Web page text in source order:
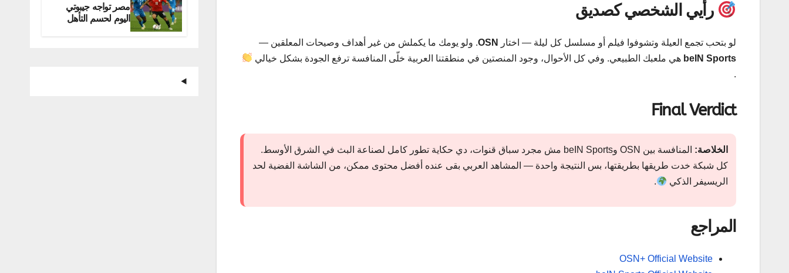
رأيي الشخصي كصديق
لو بتحب تجمع العيلة وتشوفوا فيلم أو مسلسل كل ليلة — اختار OSN. ولو يومك ما يكملش من غير أهداف وصيحات المعلقين —
beIN Sports هي ملعبك الطبيعي. وفي كل الأحوال، وجود المنصتين في منطقتنا العربية خلّى المنافسة ترفع الجودة بشكل خيالي
.
Final Verdict
الخلاصة:
المنافسة بين OSN وbeIN Sports مش مجرد سباق قنوات، دي حكاية تطور كامل لصناعة البث في الشرق الأوسط.
كل شبكة خدت طريقها بطريقتها، بس النتيجة واحدة — المشاهد العربي بقى عنده أفضل محتوى ممكن، من الشاشة الفضية لحد
الريسيفر الذكي
.
المراجع
OSN+ Official Website
مصر تواجه جيبوتي
اليوم لحسم التأهل